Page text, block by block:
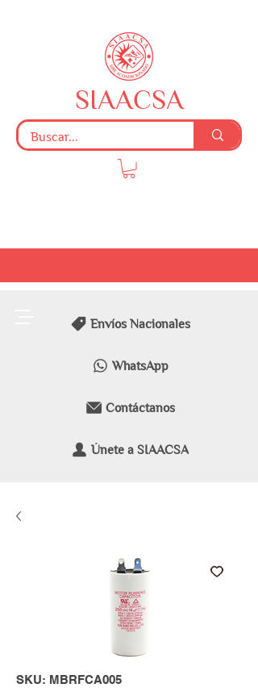
Envíos Nacionales
WhatsApp
Contáctanos
Únete a SIAACSA
SIAACSA
SKU: MBRFCA005